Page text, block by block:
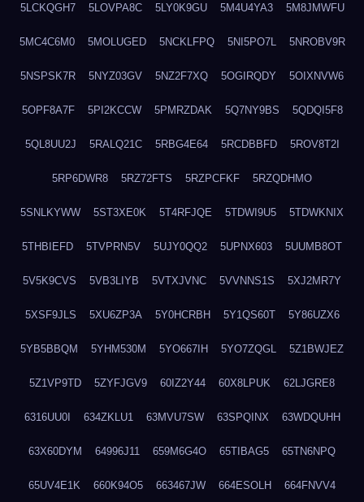
5LCKQGH7 5LOVPA8C 5LY0K9GU 5M4U4YA3 5M8JMWFU
5MC4C6M0 5MOLUGED 5NCKLFPQ 5NI5PO7L 5NROBV9R
5NSPSK7R 5NYZ03GV 5NZ2F7XQ 5OGIRQDY 5OIXNVW6
5OPF8A7F 5PI2KCCW 5PMRZDAK 5Q7NY9BS 5QDQI5F8
5QL8UU2J 5RALQ21C 5RBG4E64 5RCDBBFD 5ROV8T2I
5RP6DWR8 5RZ72FTS 5RZPCFKF 5RZQDHMO
5SNLKYWW 5ST3XE0K 5T4RFJQE 5TDWI9U5 5TDWKNIX
5THBIEFD 5TVPRN5V 5UJY0QQ2 5UPNX603 5UUMB8OT
5V5K9CVS 5VB3LIYB 5VTXJVNC 5VVNNS1S 5XJ2MR7Y
5XSF9JLS 5XU6ZP3A 5Y0HCRBH 5Y1QS60T 5Y86UZX6
5YB5BBQM 5YHM530M 5YO667IH 5YO7ZQGL 5Z1BWJEZ
5Z1VP9TD 5ZYFJGV9 60IZ2Y44 60X8LPUK 62LJGRE8
6316UU0I 634ZKLU1 63MVU7SW 63SPQINX 63WDQUHH
63X60DYM 64996J11 659M6G4O 65TIBAG5 65TN6NPQ
65UV4E1K 660K94O5 663467JW 664ESOLH 664FNVV4